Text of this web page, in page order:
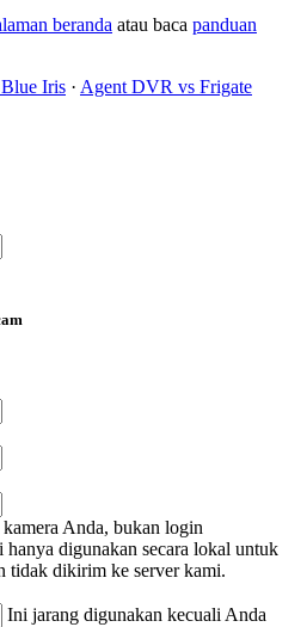
beranda atau baca panduan
Iris · Agent DVR vs Frigate
Anda, bukan login
digunakan secara lokal untuk
tidak dikirim ke server kami.
Ini jarang digunakan kecuali Anda